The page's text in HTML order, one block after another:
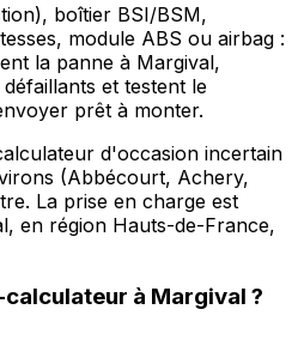
boîtier BSI/BSM,
module ABS ou airbag :
la panne à Margival,
et testent le
prêt à monter.
d'occasion incertain
(Abbécourt, Achery,
La prise en charge est
en région Hauts-de-France,
à Margival ?